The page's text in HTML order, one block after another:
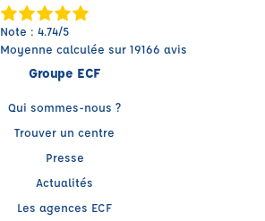
Note : 4.74/5
Moyenne calculée sur 19166 avis
Groupe ECF
Qui sommes-nous ?
Trouver un centre
Presse
Actualités
Les agences ECF